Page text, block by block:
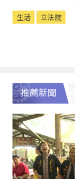
生活 立法院
推薦新聞